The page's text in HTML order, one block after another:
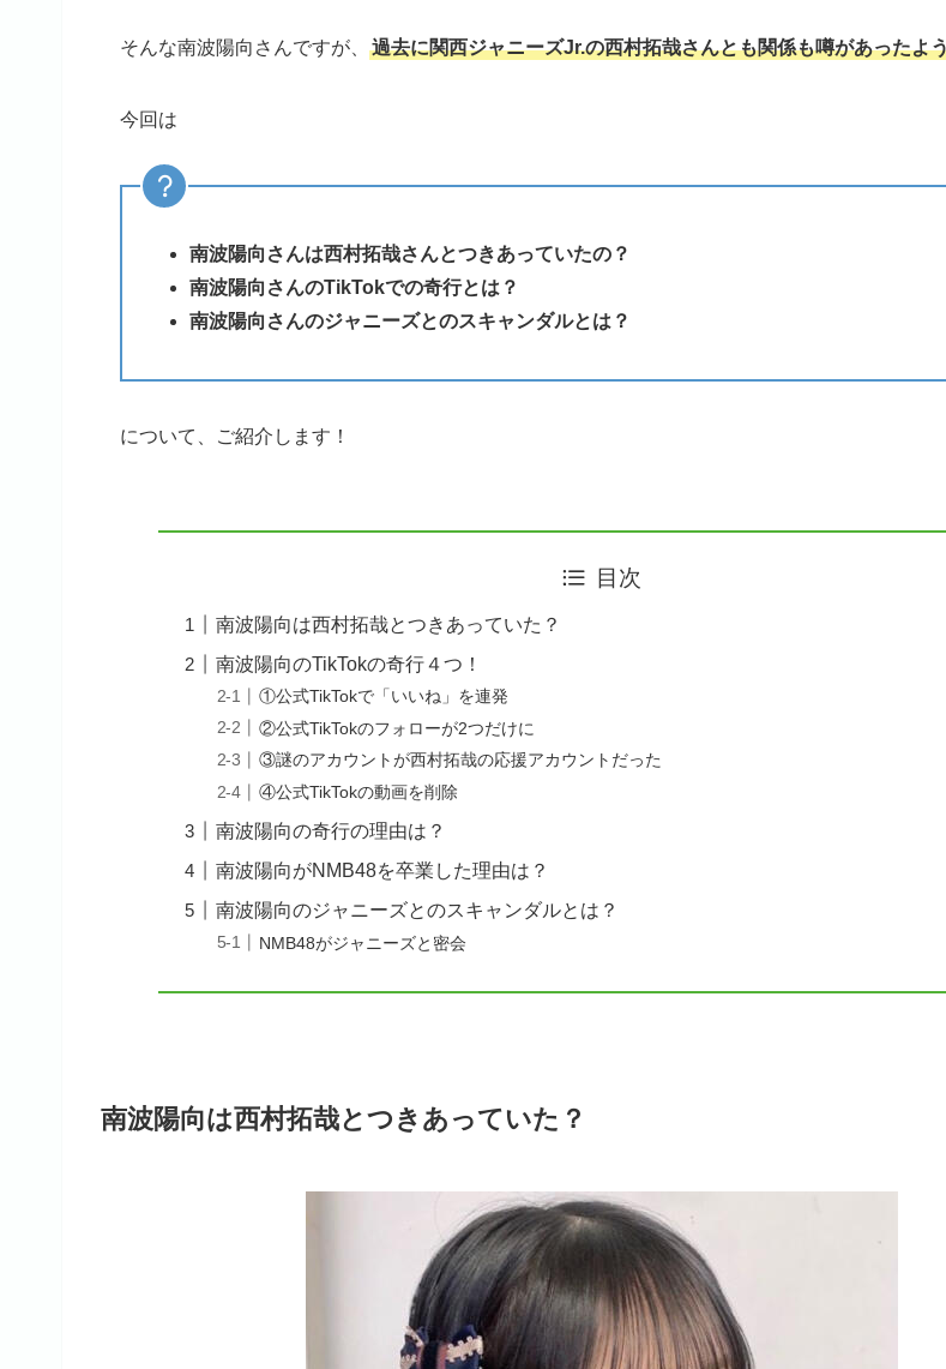
そんな南波陽向さんですが、 過去に関西ジャニーズJr.の西村拓哉さんとも関係も噂があったよ
今回は
南波陽向さんは西村拓哉さんとつきあっていたの？
南波陽向さんのTikTokでの奇行とは？
南波陽向さんのジャニーズとのスキャンダルとは？
について、ご紹介します！
目次
南波陽向は西村拓哉とつきあっていた？
南波陽向のTikTokの奇行４つ！
①公式TikTokで「いいね」を連発
②公式TikTokのフォローが2つだけに
③謎のアカウントが西村拓哉の応援アカウントだった
④公式TikTokの動画を削除
南波陽向の奇行の理由は？
南波陽向がNMB48を卒業した理由は？
南波陽向のジャニーズとのスキャンダルとは？
NMB48がジャニーズと密会
南波陽向は西村拓哉とつきあっていた？